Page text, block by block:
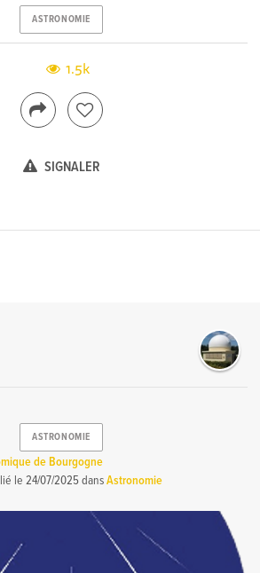
ASTRONOMIE
1.5k
SIGNALER
ASTRONOMIE
de Bourgogne
le24/07/2025dansAstronomie